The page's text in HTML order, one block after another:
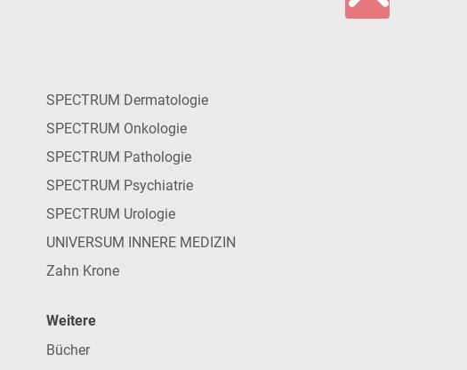
SPECTRUM Dermatologie
SPECTRUM Onkologie
SPECTRUM Pathologie
SPECTRUM Psychiatrie
SPECTRUM Urologie
UNIVERSUM INNERE MEDIZIN
Zahn Krone
Weitere
Bücher